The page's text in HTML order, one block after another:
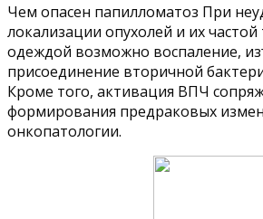
Чем опасен папилломатоз При
локализации опухолей и их
одеждой возможно воспаление,
присоединение вторичной
Кроме того, активация ВПЧ
формирования предраковых
онкопатологии.